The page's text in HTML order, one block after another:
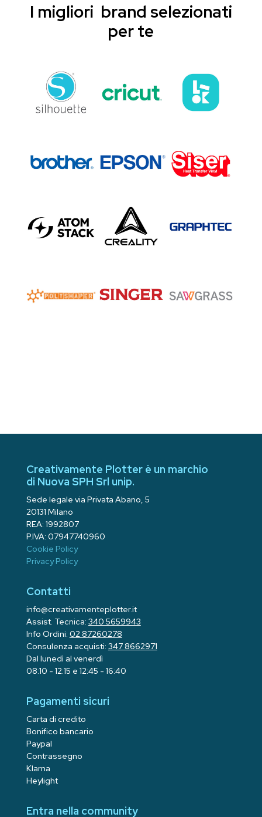
I migliori brand selezionati
per te
Creativamente Plotter è un marchio
di Nuova SPH Srl unip.
Sede legale via Privata Abano, 5
20131 Milano
REA: 1992807
P.IVA: 07947740960
Cookie Policy
Privacy Policy
Contatti
info@creativamenteplotter.it
Assist. Tecnica: 340 5659943
Info Ordini: 02 87260278
Consulenza acquisti: 347 8662971
Dal lunedì al venerdì
08:10 - 12:15 e 12:45 - 16:40
Pagamenti sicuri
Carta di credito
Bonifico bancario
Paypal
Contrassegno
Klarna
Heylight
Entra nella community